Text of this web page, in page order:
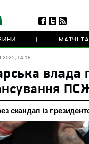
МАТЧІ
2025, 14:18
влада
скандал із